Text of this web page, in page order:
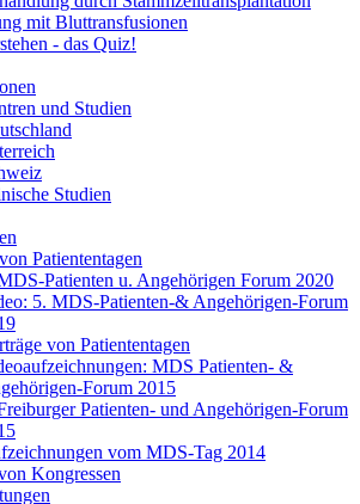
mit Bluttransfusionen
- das Quiz!
und Studien
Studien
Patiententagen
Patienten u. Angehörigen Forum 2020
5. MDS-Patienten-& Angehörigen-Forum
von Patiententagen
MDS Patienten- &
Forum 2015
Patienten- und Angehörigen-Forum
vom MDS-Tag 2014
Kongressen